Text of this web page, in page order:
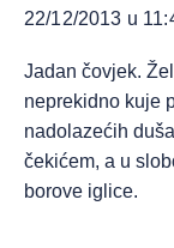
22/12/2013 u
Jadan čovjek.
neprekidno kuje
nadolazećih
čekićem, a u
borove iglice.